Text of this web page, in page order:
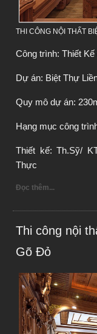
THI CÔNG NỘI THẤT
Công trình: Thiết
Dự án: Biệt Thự
Quy mô dự án:
Hạng mục công
Thiết kế: Th.Sỹ/
Thực
Đọc thêm...
Thi công nội
Gõ Đỏ